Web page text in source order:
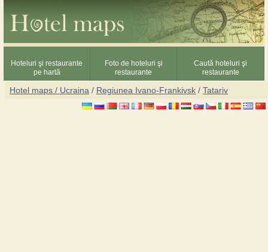
Hoteluri şi restaurante
pe hartă
Foto de hoteluri şi
restaurante
Caută hoteluri şi
restaurante
Hotel maps / Ucraina / Regiunea Ivano-Frankivsk / Tatariv